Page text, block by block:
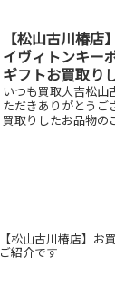
ー、時計etc.はもち
たものや、片手でお
【松山古川椿店
イヴィトンキー
ギフトお買取り
いつも買取大吉松山
ただきありがとうご
買取りしたお品物の
【松山古川椿店】お
ご紹介です